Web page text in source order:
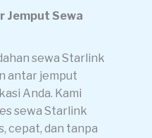
Jemput Sewa
sewa Starlink
antar jemput
Anda. Kami
sewa Starlink
cepat, dan tanpa